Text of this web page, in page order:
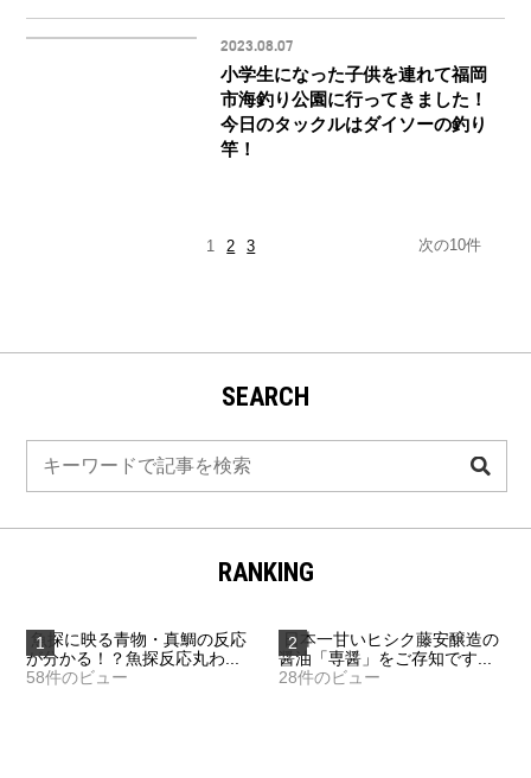
2023.08.07
小学生になった子供を連れて福岡
市海釣り公園に行ってきました！
今日のタックルはダイソーの釣り
竿！
1 2 3 次の10件
SEARCH
RANKING
魚探に映る青物・真鯛の反応
が分かる！？魚探反応丸わ...
58件のビュー
日本一甘いヒシク藤安醸造の
醤油「専醤」をご存知です...
28件のビュー